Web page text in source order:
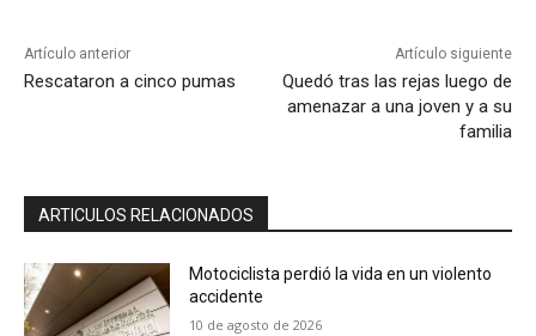
Artículo anterior
Rescataron a cinco pumas
Artículo siguiente
Quedó tras las rejas luego de
amenazar a una joven y a su
familia
ARTICULOS RELACIONADOS
Motociclista perdió la vida en un violento
accidente
10 de agosto de 2026